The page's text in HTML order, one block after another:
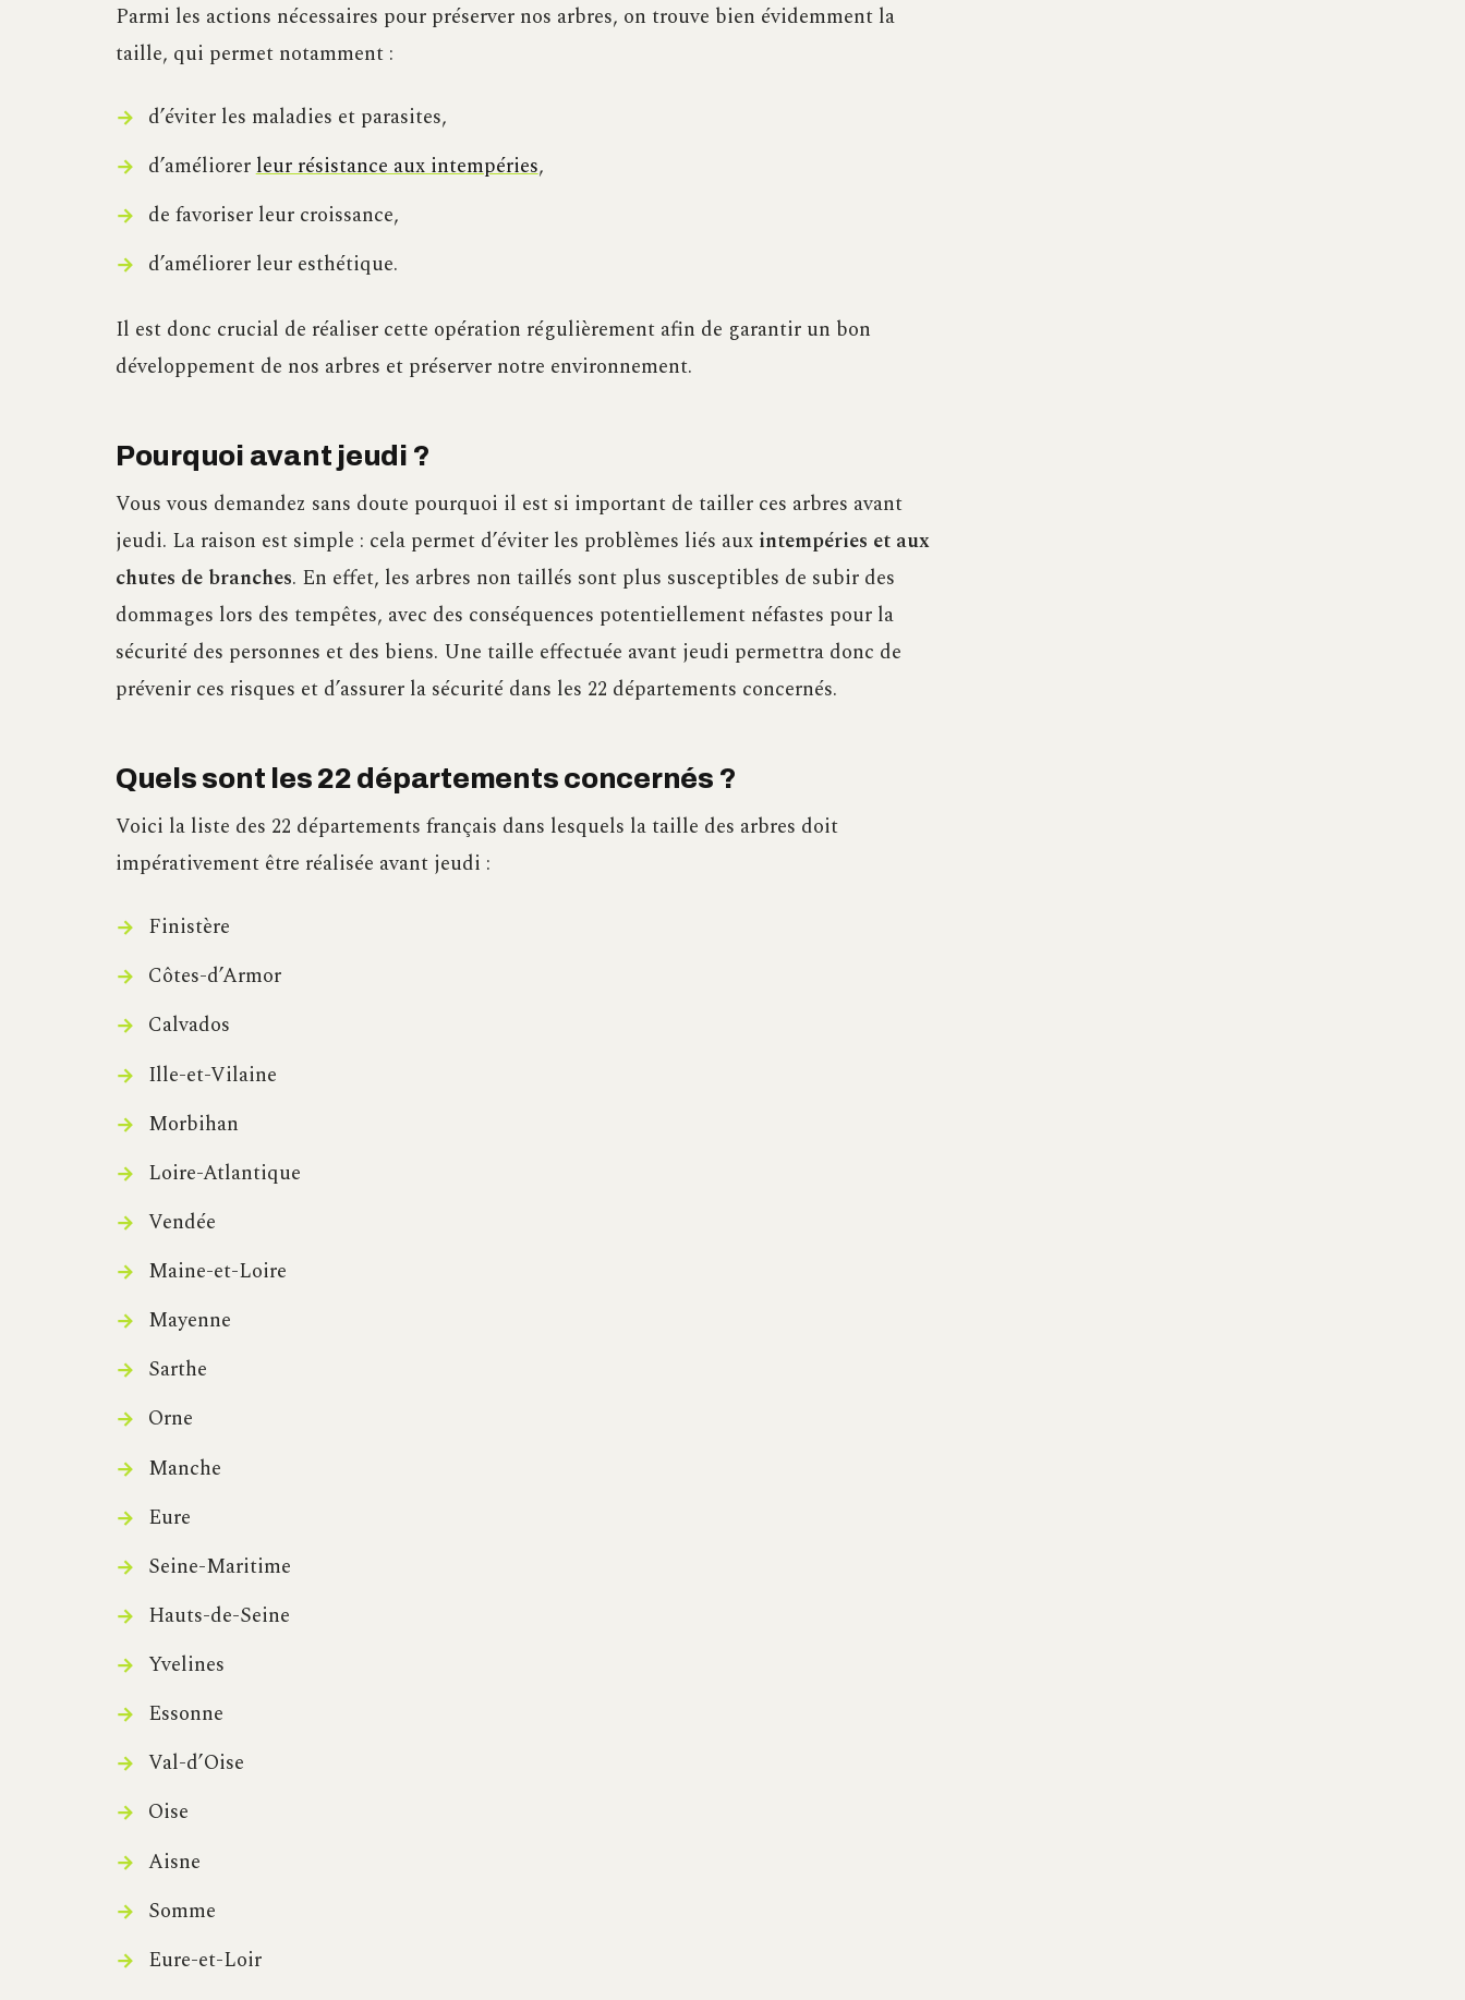
Parmi les actions nécessaires pour préserver nos arbres, on trouve bien évidemment la
taille, qui permet notamment :
d’éviter les maladies et parasites,
d’améliorerleur résistance aux intempéries,
de favoriser leur croissance,
d’améliorer leur esthétique.
Il est donc crucial de réaliser cette opération régulièrement afin de garantir un bon
développement de nos arbres et préserver notre environnement.
Pourquoi avant jeudi ?
Vous vous demandez sans doute pourquoi il est si important de tailler ces arbres avant
jeudi. La raison est simple : cela permet d’éviter les problèmes liés aux intempéries et aux
chutes de branches. En effet, les arbres non taillés sont plus susceptibles de subir des
dommages lors des tempêtes, avec des conséquences potentiellement néfastes pour la
sécurité des personnes et des biens. Une taille effectuée avant jeudi permettra donc de
prévenir ces risques et d’assurer la sécurité dans les 22 départements concernés.
Quels sont les 22 départements concernés ?
Voici la liste des 22 départements français dans lesquels la taille des arbres doit
impérativement être réalisée avant jeudi :
Finistère
Côtes-d’Armor
Calvados
Ille-et-Vilaine
Morbihan
Loire-Atlantique
Vendée
Maine-et-Loire
Mayenne
Sarthe
Orne
Manche
Eure
Seine-Maritime
Hauts-de-Seine
Yvelines
Essonne
Val-d’Oise
Oise
Aisne
Somme
Eure-et-Loir